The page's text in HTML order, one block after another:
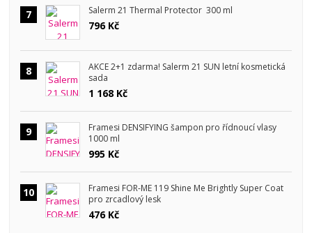
7 Salerm 21 Thermal Protector 300 ml
796 Kč
8
AKCE 2+1 zdarma! Salerm 21 SUN letní kosmetická
sada
1 168 Kč
9
Framesi DENSIFYING šampon pro řídnoucí vlasy
1000 ml
995 Kč
10
Framesi FOR-ME 119 Shine Me Brightly Super Coat
pro zrcadlový lesk
476 Kč